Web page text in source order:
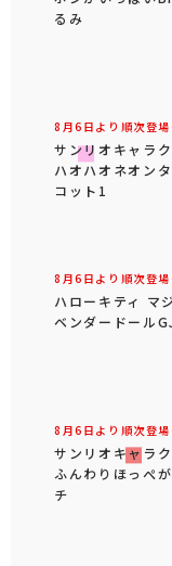
るみ
8月6日より順次登場
サンリオキャラ
ハオハオネオン
コット1
8月6日より順次登場
ハローキティ マ
ベンダードール
8月6日より順次登場
サンリオキャラ
ふんわりほっぺ
チ